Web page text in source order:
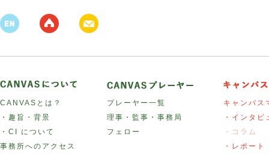
CANVASとは？
・趣旨・背景
・CI について
事務所へのアクセス
プレーヤー一覧
理事・監事・事務局
フェロー
キャンバス
・インタビ
・コラム
・レポート